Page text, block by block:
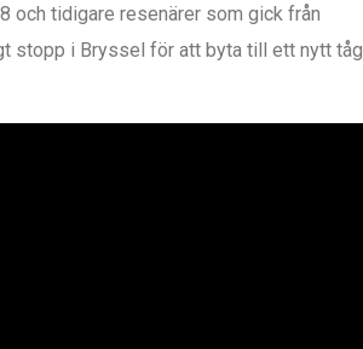
och tidigare resenärer som gick från
stopp i Bryssel för att byta till ett nytt tåg